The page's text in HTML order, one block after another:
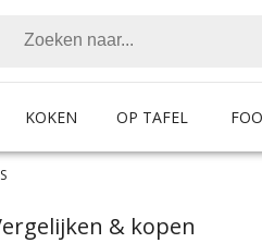
KOKEN OP TAFEL
& kopen